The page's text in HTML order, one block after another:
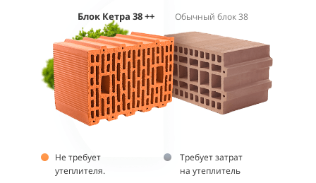
Обычный блок 38
Блок Кетра 38 ++
Требует затрат
на утеплитель
Не требует
утеплителя.